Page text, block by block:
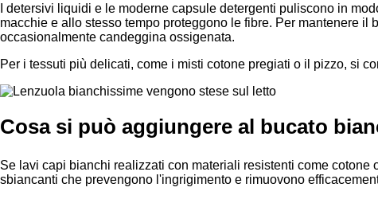
I detersivi liquidi e le moderne capsule detergenti puliscono in
macchie e allo stesso tempo proteggono le fibre. Per mantenere
occasionalmente candeggina ossigenata.
Per i tessuti più delicati, come i misti cotone pregiati o il pizzo, si
Cosa si può aggiungere al bucato
Se lavi capi bianchi realizzati con materiali resistenti come
sbiancanti che prevengono l'ingrigimento e rimuovono